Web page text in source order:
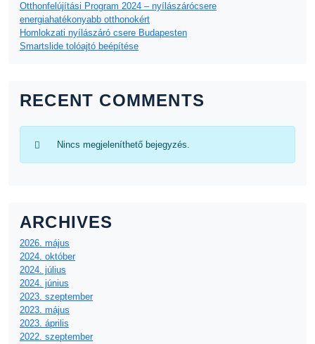
Otthonfelújítási Program 2024 – nyílászárócsere
energiahatékonyabb otthonokért
Homlokzati nyílászáró csere Budapesten
Smartslide tolóajtó beépítése
RECENT COMMENTS
Nincs megjeleníthető bejegyzés.
ARCHIVES
2026. május
2024. október
2024. július
2024. június
2023. szeptember
2023. május
2023. április
2022. szeptember